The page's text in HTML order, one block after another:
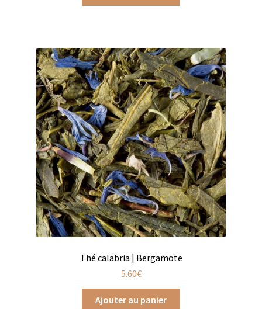
Conditionnement de nos thés et infusions
Conditions générales de ventes et mentions légales
Contactez-nous
Diffuseurs de parfum
Enfants
Cadeaux de naissance
Coloriages
Produits pour enfant à broder
Accessoires de bain à broder
Thé calabria | Bergamote
5.60€
Ajouter au panier